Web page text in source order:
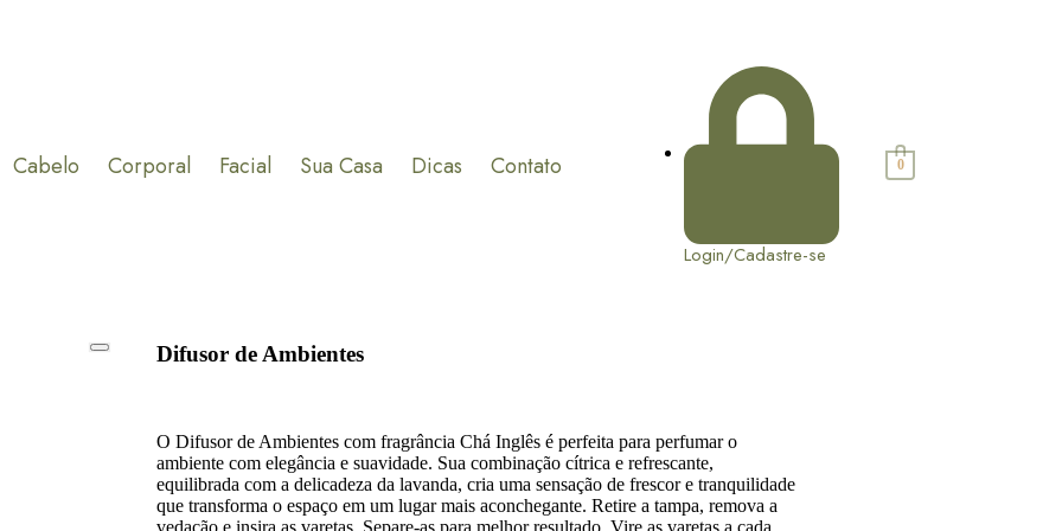
Cabelo Corporal Facial Sua Casa Dicas Contato
Login/Cadastre-se
0
Difusor de Ambientes
O Difusor de Ambientes com fragrância Chá Inglês é perfeita para perfumar o
ambiente com elegância e suavidade. Sua combinação cítrica e refrescante,
equilibrada com a delicadeza da lavanda, cria uma sensação de frescor e tranquilidade
que transforma o espaço em um lugar mais aconchegante. Retire a tampa, remova a